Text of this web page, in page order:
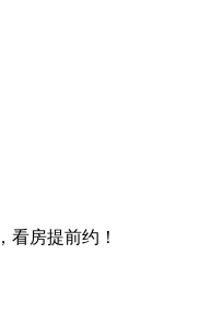
看房提前约！